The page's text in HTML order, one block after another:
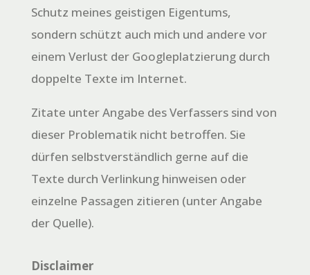
Schutz meines geistigen Eigentums,
sondern schützt auch mich und andere vor
einem Verlust der Googleplatzierung durch
doppelte Texte im Internet.
Zitate unter Angabe des Verfassers sind von
dieser Problematik nicht betroffen. Sie
dürfen selbstverständlich gerne auf die
Texte durch Verlinkung hinweisen oder
einzelne Passagen zitieren (unter Angabe
der Quelle).
Disclaimer